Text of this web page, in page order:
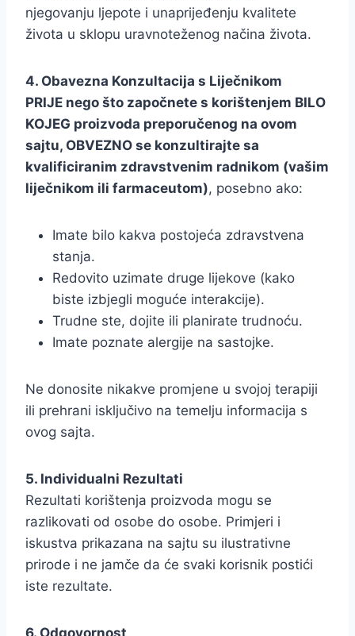
njegovanju ljepote i unaprijeđenju kvalitete
života u sklopu uravnoteženog načina života.
4. Obavezna Konzultacija s Liječnikom
PRIJE nego što započnete s korištenjem BILO
KOJEG proizvoda preporučenog na ovom
sajtu, OBVEZNO se konzultirajte sa
kvalificiranim zdravstvenim radnikom (vašim
liječnikom ili farmaceutom), posebno ako:
Imate bilo kakva postojeća zdravstvena
stanja.
Redovito uzimate druge lijekove (kako
biste izbjegli moguće interakcije).
Trudne ste, dojite ili planirate trudnoću.
Imate poznate alergije na sastojke.
Ne donosite nikakve promjene u svojoj terapiji
ili prehrani isključivo na temelju informacija s
ovog sajta.
5. Individualni Rezultati
Rezultati korištenja proizvoda mogu se
razlikovati od osobe do osobe. Primjeri i
iskustva prikazana na sajtu su ilustrativne
prirode i ne jamče da će svaki korisnik postići
iste rezultate.
6. Odgovornost